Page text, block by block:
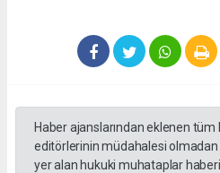
Haber ajanslarından eklenen
editörlerinin müdahalesi olmadan
yer alan hukuki muhataplar